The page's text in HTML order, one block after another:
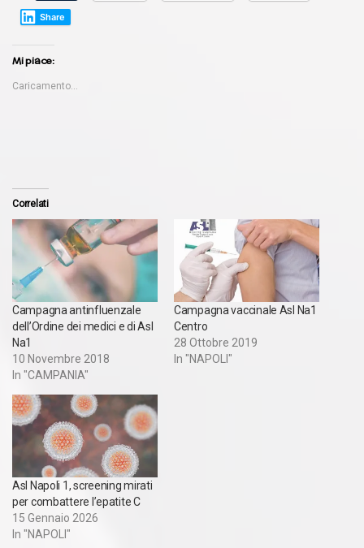
Share
Mi piace:
Caricamento...
Correlati
Campagna antinfluenzale
dell’Ordine dei medici e di Asl
Na1
10 Novembre 2018
In "CAMPANIA"
Campagna vaccinale Asl Na1
Centro
28 Ottobre 2019
In "NAPOLI"
Asl Napoli 1, screening mirati
per combattere l’epatite C
15 Gennaio 2026
In "NAPOLI"